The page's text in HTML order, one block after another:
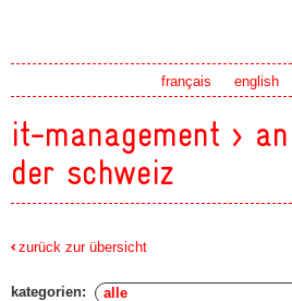
english
français
it-management >
der schweiz
zurück zur übersicht
kategorien: